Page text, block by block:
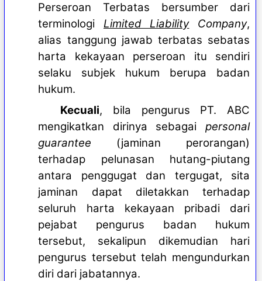
Perseroan Terbatas bersumber dari
terminologi Limited LiabilityCompany,
alias tanggung jawab terbatas sebatas
harta kekayaan perseroan itu sendiri
selaku subjek hukum berupa badan
hukum.
Kecuali, bila pengurus PT. ABC
mengikatkan dirinya sebagai personal
guarantee (jaminan perorangan)
terhadap pelunasan hutang-piutang
antara penggugat dan tergugat, sita
jaminan dapat diletakkan terhadap
seluruh harta kekayaan pribadi dari
pejabat pengurus badan hukum
tersebut, sekalipun dikemudian hari
pengurus tersebut telah mengundurkan
diri dari jabatannya.